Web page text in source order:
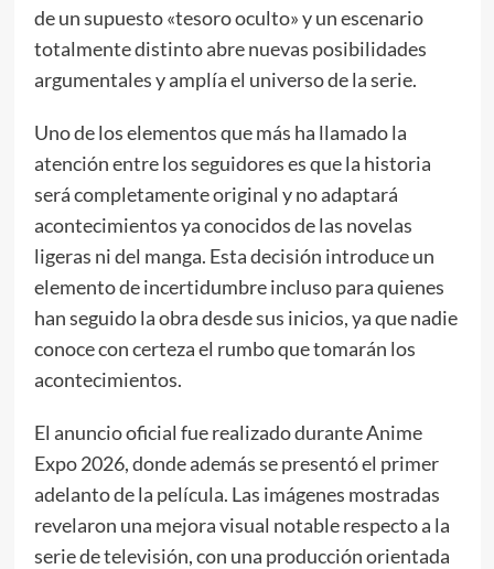
de un supuesto «tesoro oculto» y un escenario
totalmente distinto abre nuevas posibilidades
argumentales y amplía el universo de la serie.
Uno de los elementos que más ha llamado la
atención entre los seguidores es que la historia
será completamente original y no adaptará
acontecimientos ya conocidos de las novelas
ligeras ni del manga. Esta decisión introduce un
elemento de incertidumbre incluso para quienes
han seguido la obra desde sus inicios, ya que nadie
conoce con certeza el rumbo que tomarán los
acontecimientos.
El anuncio oficial fue realizado durante Anime
Expo 2026, donde además se presentó el primer
adelanto de la película. Las imágenes mostradas
revelaron una mejora visual notable respecto a la
serie de televisión, con una producción orientada